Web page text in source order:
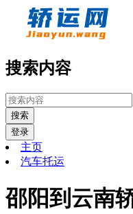
搜索内容
搜索
登录
主页
汽车托运
邵阳到云南